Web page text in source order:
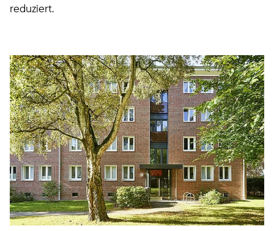
reduziert.